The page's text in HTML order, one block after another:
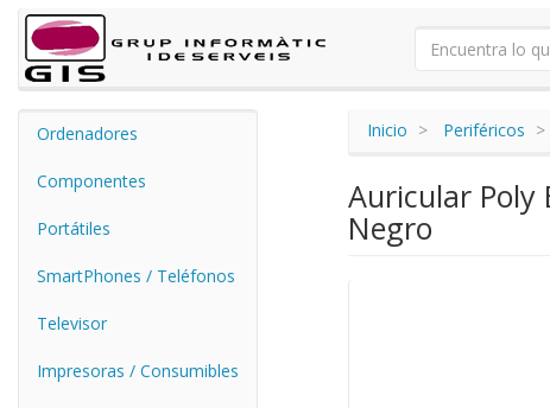
Ordenadores
Componentes
Portátiles
SmartPhones / Teléfonos
Televisor
Impresoras / Consumibles
Inicio Periféricos
Auricular Poly
Negro